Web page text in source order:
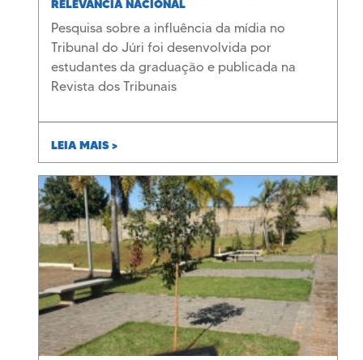
RELEVÂNCIA NACIONAL
Pesquisa sobre a influência da mídia no
Tribunal do Júri foi desenvolvida por
estudantes da graduação e publicada na
Revista dos Tribunais
LEIA MAIS >